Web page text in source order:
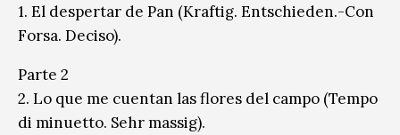
1. El despertar de Pan (Kraftig. Entschieden.-Con
Forsa. Deciso).
Parte 2
2. Lo que me cuentan las flores del campo (Tempo
di minuetto. Sehr massig).